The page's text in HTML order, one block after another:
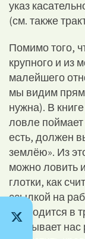
указ
(см. также
Помимо того,
крупного и из
малейшего
мы видим
нужна). В
ловле
есть, должен
землёю». Из
можно ловить
глотки, как
ссылкой на
приводится в
обязывает